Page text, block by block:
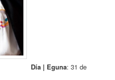
Día | Eguna: 31 de